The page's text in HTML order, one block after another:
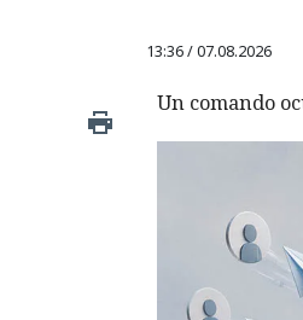
13:36 / 07.08.2026
Un comando